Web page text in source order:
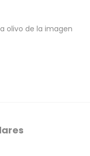
olivo de la imagen